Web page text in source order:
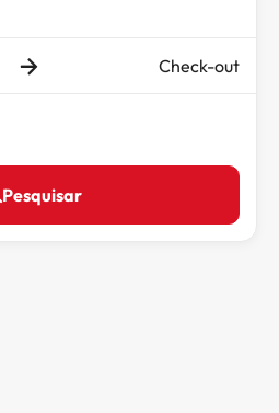
Check-out
Pesquisar